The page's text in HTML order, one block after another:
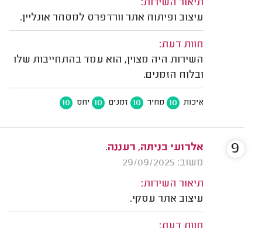
תיאור השירות:
עיצוב ופיתוח אתר וורדפרס למסחר אונליין.
חוות דעת:
השירות היה מצוין, הוא עמד בהתחייבות שלו
ובלוח הזמנים.
איכות 10 מחיר 10 זמנים 10 יחס 10
אלרועי בניתה, רעננה.
משוב: 29/09/2025
תיאור השירות:
עיצוב אתר עסקי.
9